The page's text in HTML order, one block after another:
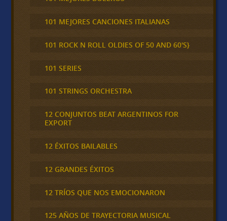
101 MEJORES CANCIONES ITALIANAS
101 ROCK N ROLL OLDIES OF 50 AND 60'S}
101 SERIES
101 STRINGS ORCHESTRA
12 CONJUNTOS BEAT ARGENTINOS FOR
EXPORT
12 ÉXITOS BAILABLES
12 GRANDES ÉXITOS
12 TRÍOS QUE NOS EMOCIONARON
125 AÑOS DE TRAYECTORIA MUSICAL